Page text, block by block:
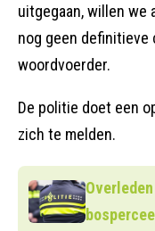
uitgegaan, willen we
nog geen
woordvoerder.
De politie doet een
zich te melden.